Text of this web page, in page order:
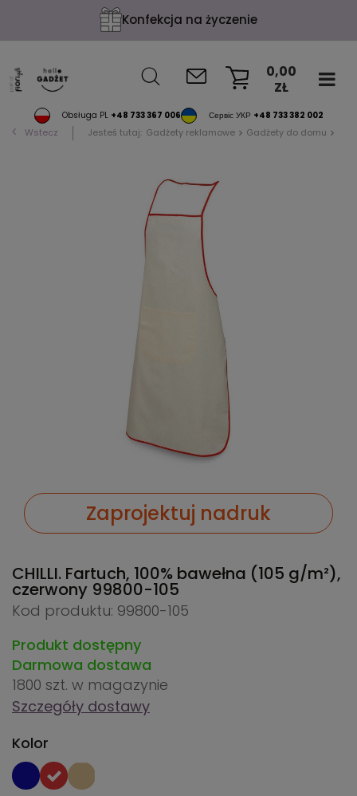
Konfekcja na życzenie
Obsługa PL +48 733 367 006 Сервіс УКР +48 733 382 002
0,00
ZŁ
Wstecz Jesteś tutaj: Gadżety reklamowe Gadżety do domu
Zaprojektuj nadruk
CHILLI. Fartuch, 100% bawełna (105 g/m²),
czerwony 99800-105
Kod produktu: 99800-105
Produkt dostępny
Darmowa dostawa
1800 szt. w magazynie
Szczegóły dostawy
Kolor